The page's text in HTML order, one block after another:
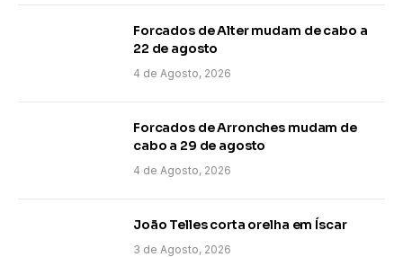
Forcados de Alter mudam de cabo a
22 de agosto
4 de Agosto, 2026
Forcados de Arronches mudam de
cabo a 29 de agosto
4 de Agosto, 2026
João Telles corta orelha em Íscar
3 de Agosto, 2026